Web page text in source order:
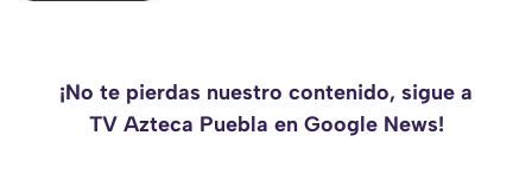
¡No te pierdas nuestro contenido, sigue a
TV Azteca Puebla en Google News!